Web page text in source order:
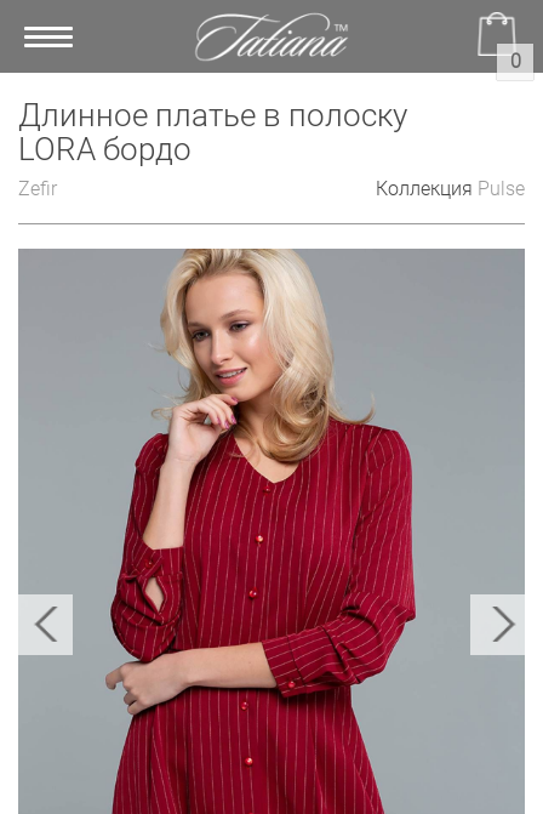
Toggle
0
Длинное платье в полоску
LORA бордо
Zefir Коллекция Pulse